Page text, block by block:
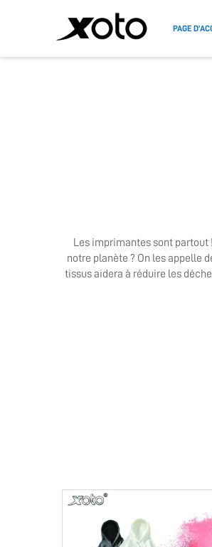
PAGE
Les imprimantes sont
notre planète ? On les appelle
tissusaidera à réduire les